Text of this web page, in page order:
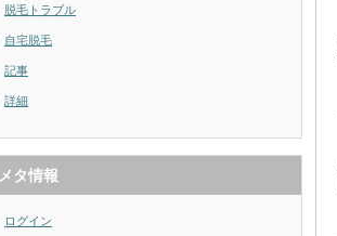
脱毛トラブル
自宅脱毛
記事
詳細
メタ情報
ログイン